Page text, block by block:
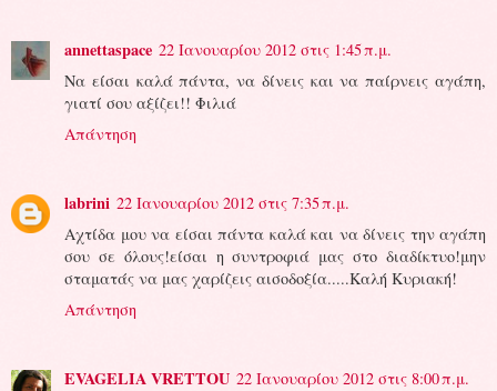
annettaspace 22 Ιανουαρίου 2012 στις 1:45 π.μ.
Να είσαι καλά πάντα, να δίνεις και να παίρνεις αγάπη,
γιατί σου αξίζει!! Φιλιά
Απάντηση
labrini 22 Ιανουαρίου 2012 στις 7:35 π.μ.
Αχτίδα μου να είσαι πάντα καλά και να δίνεις την αγάπη
σου σε όλους!είσαι η συντροφιά μας στο διαδίκτυο!μην
σταματάς να μας χαρίζεις αισοδοξία.....Καλή Κυριακή!
Απάντηση
EVAGELIA VRETTOU 22 Ιανουαρίου 2012 στις 8:00 π.μ.